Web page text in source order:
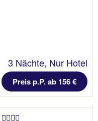
3 Nächte, Nur Hotel
Preis p.P. ab 156 €